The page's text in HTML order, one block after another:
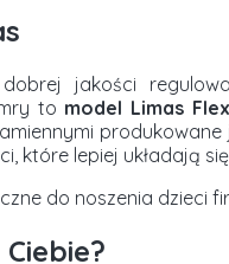
jakości
to model Limas Flex
które lepiej układają
do noszenia dzieci